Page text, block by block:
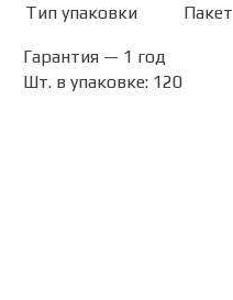
Тип упаковки Пакет
Гарантия — 1 год
Шт. в упаковке: 120